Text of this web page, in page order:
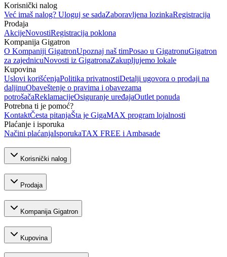
Korisnički nalog
Već imaš nalog? Uloguj se sadaZaboravljena lozinkaRegistracija
Prodaja
AkcijeNovostiRegistracija poklona
Kompanija Gigatron
O Kompaniji GigatronUpoznaj naš timPosao u GigatronuGigatron
za zajednicuNovosti iz GigatronaZakupljujemo lokale
Kupovina
Uslovi korišćenjaPolitika privatnostiDetalji ugovora o prodaji na
daljinuObaveštenje o pravima i obavezama
potrošačaReklamacijeOsiguranje uređajaOutlet ponuda
Potrebna ti je pomoć?
KontaktČesta pitanjaŠta je GigaMAX program lojalnosti
Plaćanje i isporuka
Načini plaćanjaIsporukaTAX FREE i Ambasade
Korisnički nalog
Prodaja
Kompanija Gigatron
Kupovina